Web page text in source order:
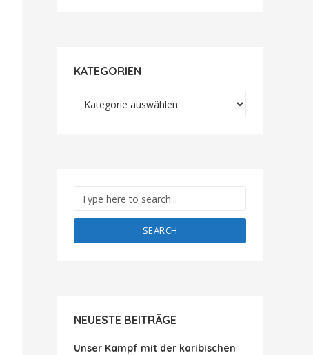
KATEGORIEN
SEARCH
NEUESTE BEITRÄGE
Unser Kampf mit der karibischen